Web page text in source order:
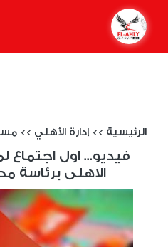
الرئيسية >> إدارة الأهلي >>
فيديو... اول اجتماع
الاهلى برئاسة